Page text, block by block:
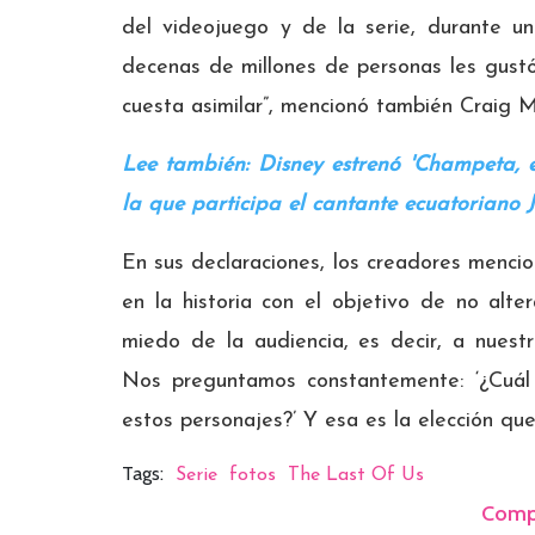
del videojuego y de la serie, durante
decenas de millones de personas les
cuesta asimilar”, mencionó también Craig
Lee también: Disney estrenó
la que participa el cantante ecuatoriano
En sus declaraciones, los creadores
en la historia con el objetivo de no
miedo de la audiencia, es decir, a
Nos preguntamos constantemente:
estos personajes?’ Y esa es la elección
Tags: Serie fotos The Last Of Us